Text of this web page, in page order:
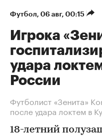
Футбол 06 авг, 00:15
Игрока
удара
России
Футболист «Зенита»
после удара локтем в
18-летний